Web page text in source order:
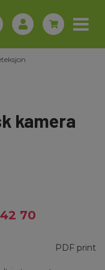
kamera
70
PDF print